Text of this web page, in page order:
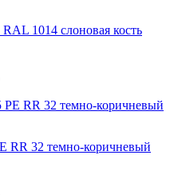
1014 слоновая кость
RR 32 темно-коричневый